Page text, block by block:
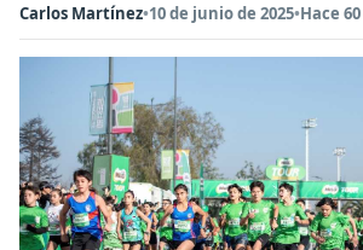
Carlos Martínez•10 de junio de 2025•Hace